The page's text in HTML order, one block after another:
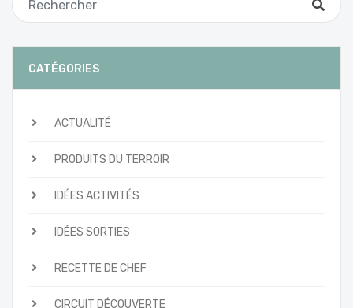
CATÉGORIES
ACTUALITÉ
PRODUITS DU TERROIR
IDÉES ACTIVITÉS
IDÉES SORTIES
RECETTE DE CHEF
CIRCUIT DÉCOUVERTE